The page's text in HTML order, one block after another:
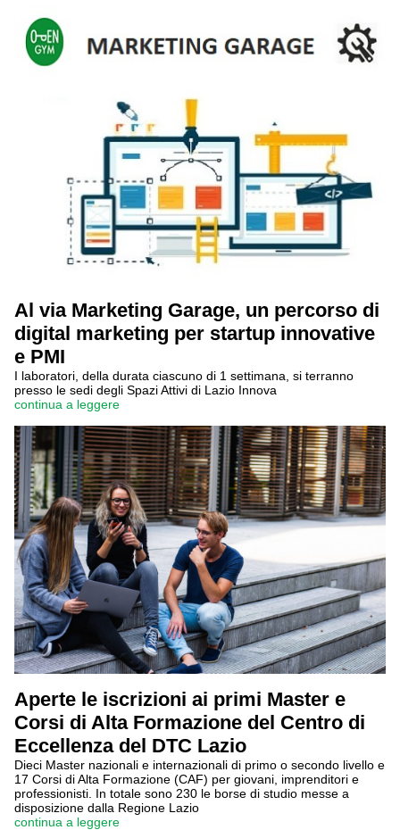
Al via Marketing Garage, un percorso di
digital marketing per startup innovative
e PMI
I laboratori, della durata ciascuno di 1 settimana, si terranno
presso le sedi degli Spazi Attivi di Lazio Innova
continua a leggere
Aperte le iscrizioni ai primi Master e
Corsi di Alta Formazione del Centro di
Eccellenza del DTC Lazio
Dieci Master nazionali e internazionali di primo o secondo livello e
17 Corsi di Alta Formazione (CAF) per giovani, imprenditori e
professionisti. In totale sono 230 le borse di studio messe a
disposizione dalla Regione Lazio
continua a leggere